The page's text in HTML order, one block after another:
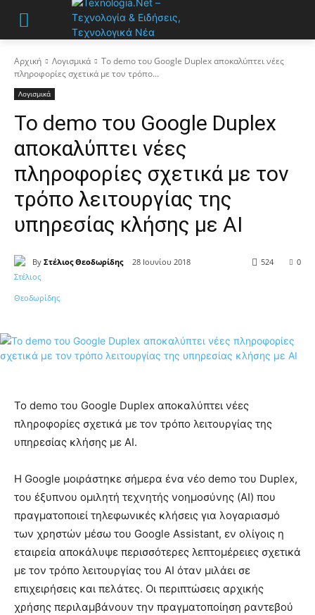
Αρχική Λογισμικά
Το demo του Google Duplex αποκαλύπτει νέες
πληροφορίες σχετικά με τον τρόπο...
Λογισμικά
Το demo του Google Duplex
αποκαλύπτει νέες
πληροφορίες σχετικά με τον
τρόπο λειτουργίας της
υπηρεσίας κλήσης με AI
By Στέλιος Θεοδωρίδης 28 Ιουνίου 2018 0
524
Το demo του Google Duplex αποκαλύπτει νέες
πληροφορίες σχετικά με τον τρόπο λειτουργίας της
υπηρεσίας κλήσης με AI.
Η Google μοιράστηκε σήμερα ένα νέο demo του Duplex,
του έξυπνου ομιλητή τεχνητής νοημοσύνης (AI) που
πραγματοποιεί τηλεφωνικές κλήσεις για λογαριασμό
των χρηστών μέσω του Google Assistant, εν ολίγοις η
εταιρεία αποκάλυψε περισσότερες λεπτομέρειες σχετικά
με τον τρόπο λειτουργίας του AI όταν μιλάει σε
επιχειρήσεις και πελάτες. Οι περιπτώσεις αρχικής
χρήσης περιλαμβάνουν την πραγματοποίηση ραντεβού